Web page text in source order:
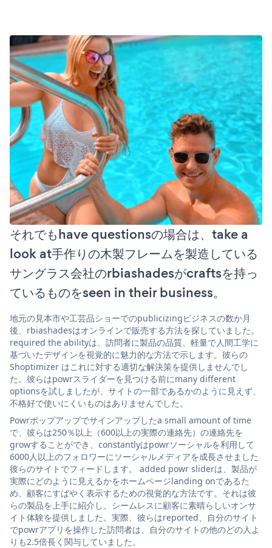
それでもhave questionsの場合は、take a
look at手作りの木製フレームを製造している
サングラス会社のrbiashadesがcraftsを持っ
ているものをseen in their business。
地元の見本市や工芸品ショーでのpublicizingビジネスの数か月
後、rbiashadesはオンラインで販売する方法を探していました。
required the abilityは、訪問者に製品の品質、軽量で人間工学に
基づいたデザインを視覚的に魅力的な方法で示します。彼らの
Shoptimizer はこれに対する適切な解決策を提供しませんでし
た。彼らはpowrスライダーを見つける前にmany different
optionsを試しましたが、サイトの一部であるかのように見えず、
不格好で使いにくいものはありませんでした。
Powrポップアップでサインアップしたa small amount of time
で、彼らは250％以上（600以上の実際の連絡先）の連絡先を
growすることができ、constantlyはpowrソーシャルを利用して
6000人以上のフォロワーにソーシャルメディアを成長させました
彼らのサイトでフィードします。 added powr sliderは、製品が
実際にどのように見えるかをホームページlanding onであるた
め、顧客にすばやく表示するための視覚的な方法です。それは彼
らの製品を上手に紹介し、シームレスに顧客に素晴らしいオンサ
イト体験を提供しました。実際、彼らはreported、自分のサイト
でpowrアプリを操作した訪問者は、自分のサイトの他のどの人よ
りも2.5倍長く関与していました。